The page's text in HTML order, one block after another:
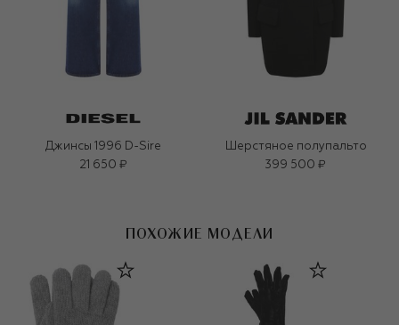
Джинсы 1996 D-Sire
21 650 ₽
Шерстяное полупальто
399 500 ₽
ПОХОЖИЕ МОДЕЛИ